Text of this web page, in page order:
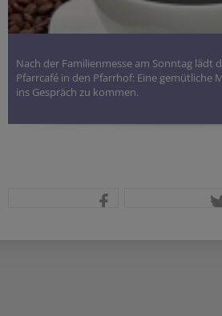
Nach der Familienmesse am Sonntag lädt
Pfarrcafé in den Pfarrhof: Eine gemütliche
ins Gespräch zu kommen.